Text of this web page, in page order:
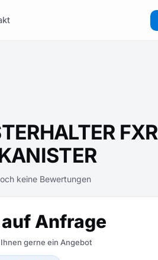
FXR
keine Bewertungen
Anfrage
gerne ein Angebot